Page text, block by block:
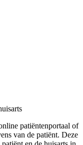
patiëntenportaal of
van de patiënt. Deze